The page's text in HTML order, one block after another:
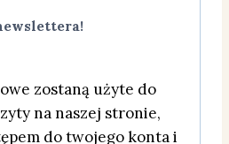
zostaną użyte do
na naszej stronie,
do twojego konta i